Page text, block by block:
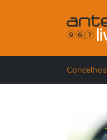
Concelhos